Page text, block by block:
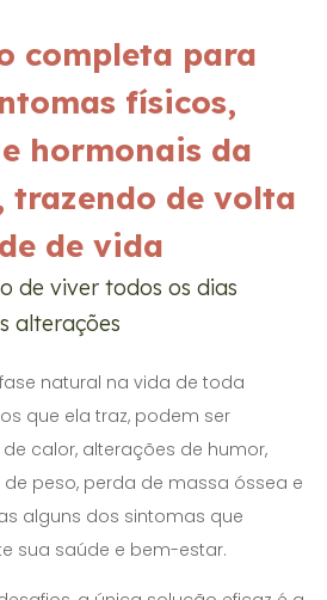
completa para
físicos,
hormonais da
trazendo de volta
de vida
de viver todos os dias
alterações
natural na vida de toda
que ela traz, podem ser
calor, alterações de humor,
peso, perda de massa óssea e
alguns dos sintomas que
sua saúde e bem-estar.